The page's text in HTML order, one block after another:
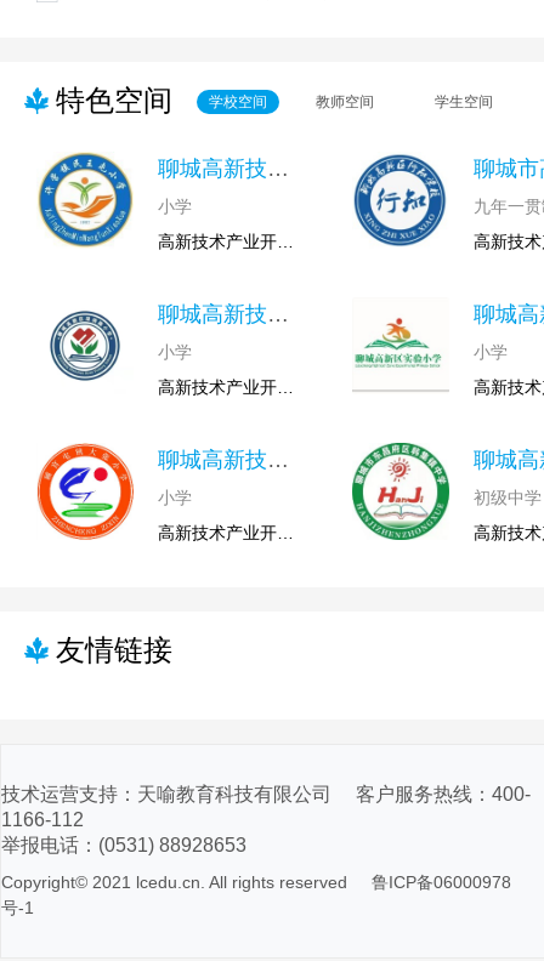
特色空间 学校空间 教师空间 学生空间
聊城高新技术产业开
小学
九年一
聊城高新技术产业开
小学
小学
聊城高新技术产业开
小学
初级中学
友情链接
技术运营支持：天喻教育科技有限公司 客户服务热线：400-
1166-112
举报电话：(0531) 88928653
Copyright© 2021 lcedu.cn. All rights reserved 鲁ICP备06000978
号-1